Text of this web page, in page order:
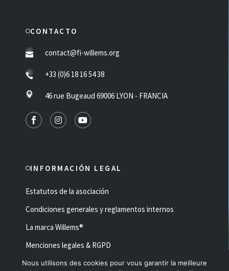
CONTACTO
contact@fi-willems.org
+33 (0)6 18 16 54 38
46 rue Bugeaud 69006 LYON - FRANCIA
INFORMACIÓN LEGAL
Estatutos de la asociación
Condiciones generales y reglamentos internos
La marca Willems®
Menciones legales & RGPD
Made with ♥ by Fluffy Studio
Nous utilisons des cookies pour vous garantir la meilleure